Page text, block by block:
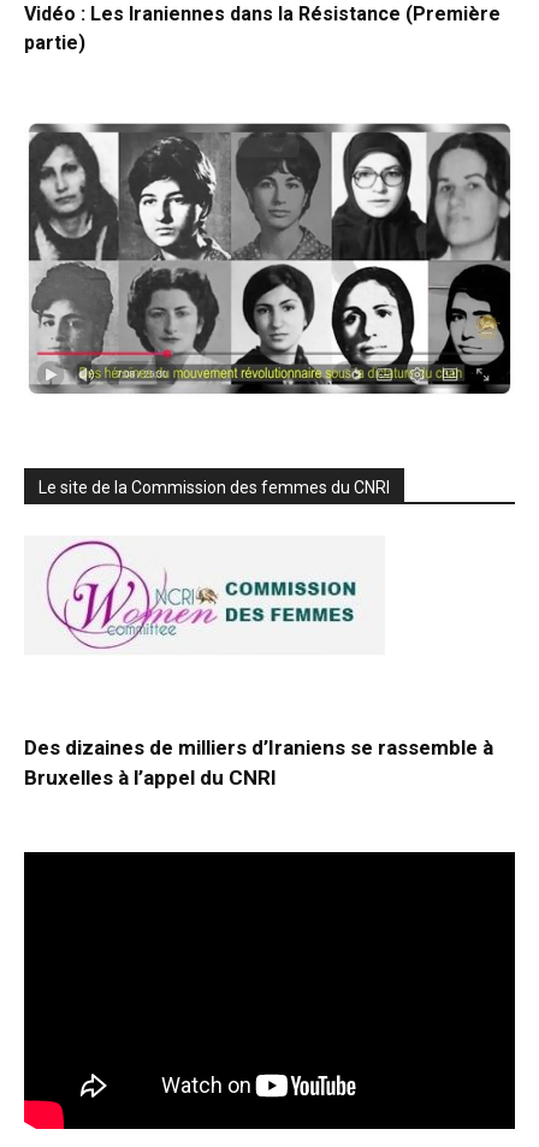
Vidéo : Les Iraniennes dans la Résistance (Première
partie)
Le site de la Commission des femmes du CNRI
Des dizaines de milliers d’Iraniens se rassemble à
Bruxelles à l’appel du CNRI